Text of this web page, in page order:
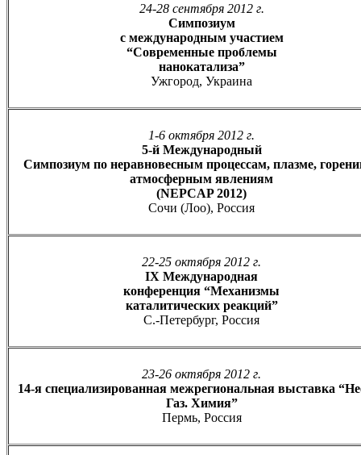
24-28 сентября 2012 г.
Симпозиум
с международным участием
“Современные проблемы
нанокатализа”
Ужгород, Украина
1-6 октября 2012 г.
5-й Международный
Симпозиум по неравновесным процессам, плазме,
атмосферным явлениям
(NEPCAP 2012)
Сочи (Лоо), Россия
22-25 октября 2012 г.
IX Международная
конференция “Механизмы
каталитических реакций”
C.-Петербург, Россия
23-26 октября 2012 г.
14-я специализированная межрегиональная выставка
Газ. Химия”
Пермь, Россия